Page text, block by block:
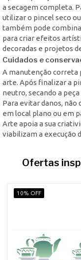
a secagem completa.
utilizar o pincel seco
também pode
para criar efeitos
decoradas e projetos
Cuidados e
A manutenção correta
arte. Após finalizar a
neutro, secando a
Para evitar danos,
em local plano ou em
Arte apoia a sua
viabilizam a execução
Ofertas
10% OFF